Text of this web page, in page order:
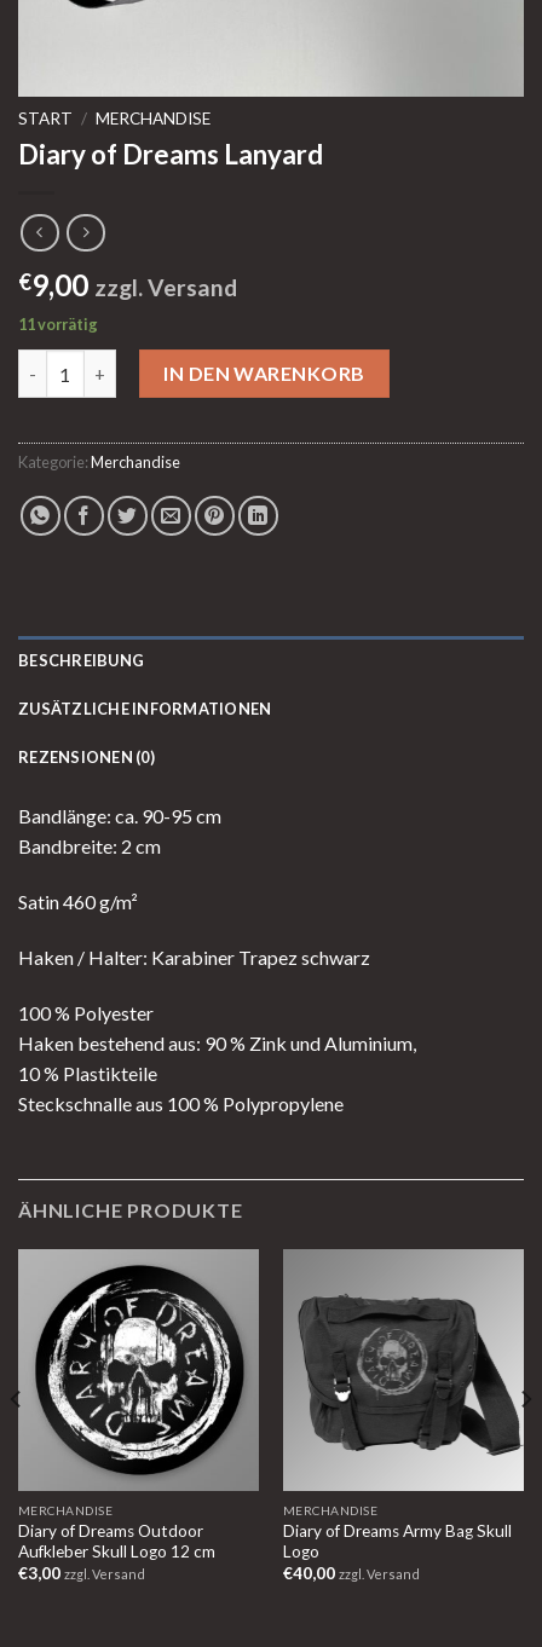
START / MERCHANDISE
Diary of Dreams Lanyard
€9,00 zzgl. Versand
11 vorrätig
IN DEN WARENKORB
Kategorie:Merchandise
BESCHREIBUNG
ZUSÄTZLICHE INFORMATIONEN
REZENSIONEN (0)
Bandlänge: ca. 90-95 cm
Bandbreite: 2 cm
Satin 460 g/m²
Haken / Halter: Karabiner Trapez schwarz
100 % Polyester
Haken bestehend aus: 90 % Zink und Aluminium,
10 % Plastikteile
Steckschnalle aus 100 % Polypropylene
ÄHNLICHE PRODUKTE
MERCHANDISE
Diary of Dreams Outdoor
Aufkleber Skull Logo 12 cm
€3,00 zzgl. Versand
MERCHANDISE
Diary of Dreams Army Bag Skull
Logo
€40,00 zzgl. Versand